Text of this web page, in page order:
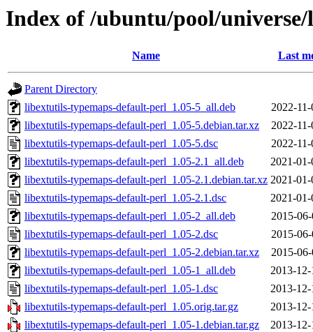
Index of /ubuntu/pool/
Name Last
Parent Directory
libextutils-typemaps-default-perl_1.05-5_all.deb
2022-
libextutils-typemaps-default-perl_1.05-5.debian.tar.xz
2022-
libextutils-typemaps-default-perl_1.05-5.dsc
2022-
libextutils-typemaps-default-perl_1.05-2.1_all.deb
2021-
libextutils-typemaps-default-perl_1.05-2.1.debian.tar.xz 2021-
libextutils-typemaps-default-perl_1.05-2.1.dsc
2021-
libextutils-typemaps-default-perl_1.05-2_all.deb
2015-
libextutils-typemaps-default-perl_1.05-2.dsc
2015-
libextutils-typemaps-default-perl_1.05-2.debian.tar.xz
2015-
libextutils-typemaps-default-perl_1.05-1_all.deb
2013-
libextutils-typemaps-default-perl_1.05-1.dsc
2013-
libextutils-typemaps-default-perl_1.05.orig.tar.gz
2013-
libextutils-typemaps-default-perl_1.05-1.debian.tar.gz
2013-